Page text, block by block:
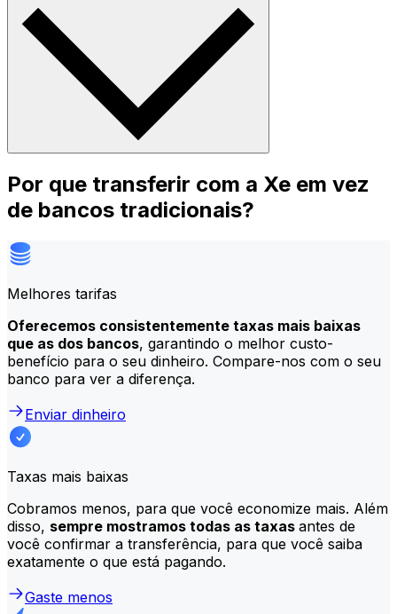
Por que transferir com a Xe em vez
de bancos tradicionais?
Melhores tarifas
Oferecemos consistentemente taxas mais baixas
que as dos bancos, garantindo o melhor custo-
benefício para o seu dinheiro. Compare-nos com o seu
banco para ver a diferença.
Enviar dinheiro
Taxas mais baixas
Cobramos menos, para que você economize mais. Além
disso, sempre mostramos todas as taxas antes de
você confirmar a transferência, para que você saiba
exatamente o que está pagando.
Gaste menos